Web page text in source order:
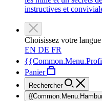
instructives et
Choisissez votre langue
EN DE FR
Panier
Rechercher